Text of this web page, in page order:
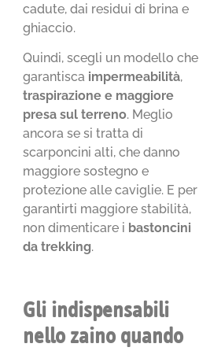
cadute, dai residui di brina e
ghiaccio.
Quindi, scegli un modello che
garantisca impermeabilità,
traspirazione e maggiore
presa sul terreno. Meglio
ancora se si tratta di
scarponcini alti, che danno
maggiore sostegno e
protezione alle caviglie. E per
garantirti maggiore stabilità,
non dimenticare i bastoncini
da trekking.
Gli indispensabili
nello zaino quando